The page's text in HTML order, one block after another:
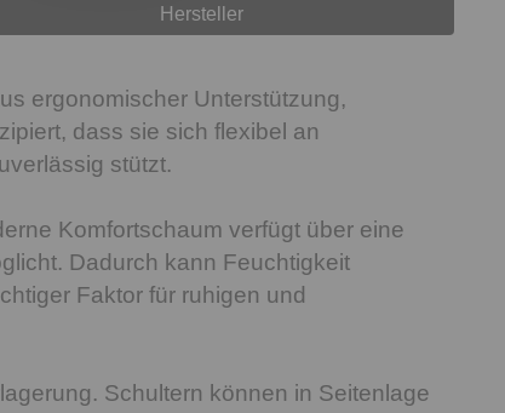
Hersteller
ergonomischer Unterstützung,
dass sie sich flexibel an
stützt.
Komfortschaum verfügt über eine
Dadurch kann Feuchtigkeit
Faktor für ruhigen und
Schultern können in Seitenlage